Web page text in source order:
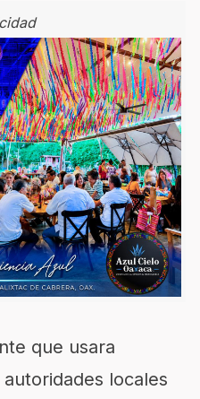
que usara
locales